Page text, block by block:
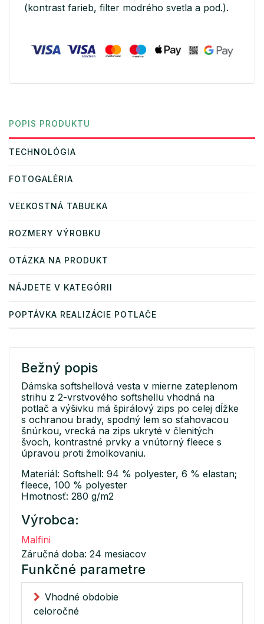
(kontrast farieb, filter modrého svetla a pod.).
POPIS PRODUKTU
TECHNOLÓGIA
FOTOGALÉRIA
VEĽKOSTNÁ TABUĽKA
ROZMERY VÝROBKU
OTÁZKA NA PRODUKT
NÁJDETE V KATEGÓRII
POPTÁVKA REALIZÁCIE POTLAČE
Bežný popis
Dámska softshellová vesta v mierne zateplenom
strihu z 2-vrstvového softshellu vhodná na
potlač a výšivku má špirálový zips po celej dĺžke
s ochranou brady, spodný lem so sťahovacou
šnúrkou, vrecká na zips ukryté v členitých
švoch, kontrastné prvky a vnútorný fleece s
úpravou proti žmolkovaniu.
Materiál: Softshell: 94 % polyester, 6 % elastan;
fleece, 100 % polyester
Hmotnosť: 280 g/m2
Výrobca:
Malfini
Záručná doba: 24 mesiacov
Funkčné parametre
Vhodné obdobie
celoročné